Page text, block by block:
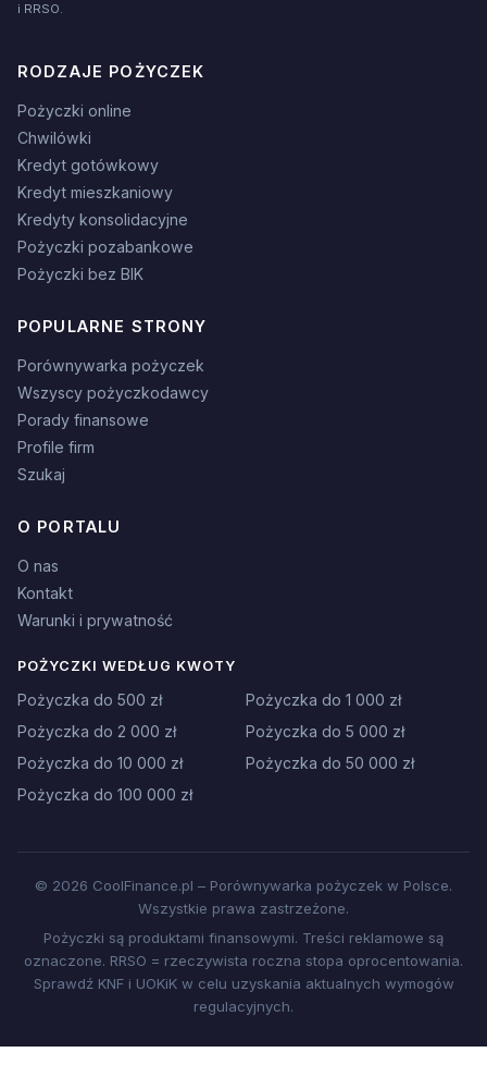
i RRSO.
RODZAJE POŻYCZEK
Pożyczki online
Chwilówki
Kredyt gotówkowy
Kredyt mieszkaniowy
Kredyty konsolidacyjne
Pożyczki pozabankowe
Pożyczki bez BIK
POPULARNE STRONY
Porównywarka pożyczek
Wszyscy pożyczkodawcy
Porady finansowe
Profile firm
Szukaj
O PORTALU
O nas
Kontakt
Warunki i prywatność
POŻYCZKI WEDŁUG KWOTY
Pożyczka do 500 zł
Pożyczka do 1 000 zł
Pożyczka do 2 000 zł
Pożyczka do 5 000 zł
Pożyczka do 10 000 zł
Pożyczka do 50 000 zł
Pożyczka do 100 000 zł
© 2026 CoolFinance.pl – Porównywarka pożyczek w Polsce.
Wszystkie prawa zastrzeżone.
Pożyczki są produktami finansowymi. Treści reklamowe są
oznaczone. RRSO = rzeczywista roczna stopa oprocentowania.
Sprawdź KNF i UOKiK w celu uzyskania aktualnych wymogów
regulacyjnych.